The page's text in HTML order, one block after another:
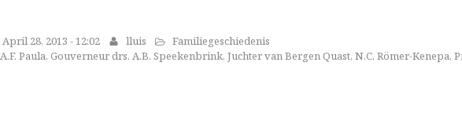
April 28, 2013 - 12:02 lluis
Familiegeschiedenis
A.F. Paula, Gouverneur drs. A.B. Speekenbrink, Juchter van Bergen Quast, N.C. Römer-Kenepa,